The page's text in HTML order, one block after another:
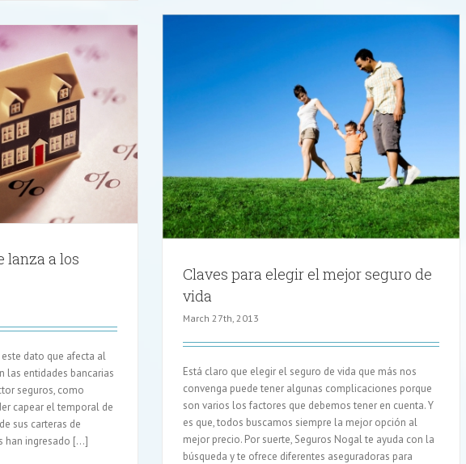
hijo
moto?
mejor seguro de vida
noticias
Claves para elegir el mejor seguro de
vida
March 27th, 2013
Está claro que elegir el seguro de vida que más nos
convenga puede tener algunas complicaciones porque
son varios los factores que debemos tener en cuenta. Y
es que, todos buscamos siempre la mejor opción al
mejor precio. Por suerte, Seguros Nogal te ayuda con la
búsqueda y te ofrece diferentes aseguradoras para
lanza a los
dato que afecta al
las entidades bancarias
seguros, como
capear el temporal de
sus carteras de
han ingresado [...]